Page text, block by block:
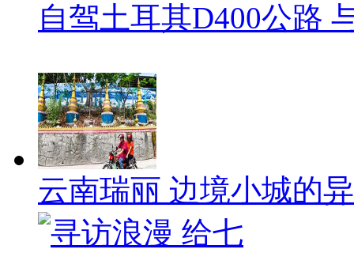
自驾土耳其D400公路
云南瑞丽 边境小城的